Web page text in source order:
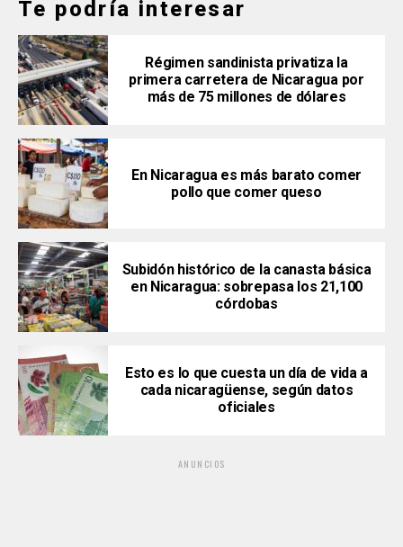
Te podría interesar
Régimen sandinista privatiza la
primera carretera de Nicaragua por
más de 75 millones de dólares
En Nicaragua es más barato comer
pollo que comer queso
Subidón histórico de la canasta básica
en Nicaragua: sobrepasa los 21,100
córdobas
Esto es lo que cuesta un día de vida a
cada nicaragüense, según datos
oficiales
ANUNCIOS